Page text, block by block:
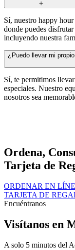
Sí, nuestro happy
donde puedes
incluyendo nuestra
¿Puedo llevar mi
Sí, te permitimos
especiales. Nuestro
nosotros sea
Ordena,
Tarjeta de
ORDENAR EN
TARJETA DE
Encuéntranos
Visítanos en
A solo 5 minutos del